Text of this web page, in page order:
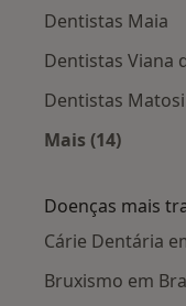
Dentistas Maia
Dentistas Viana
Dentistas
Mais (14)
Doenças mais
Cárie Dentária
Bruxismo em